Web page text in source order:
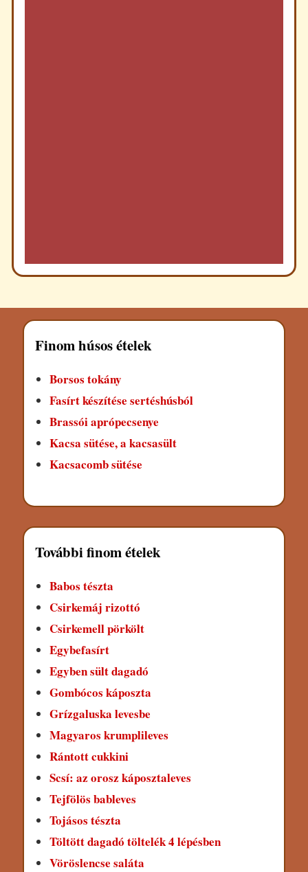
Finom húsos ételek
Borsos tokány
Fasírt készítése sertéshúsból
Brassói aprópecsenye
Kacsa sütése, a kacsasült
Kacsacomb sütése
További finom ételek
Babos tészta
Csirkemáj rizottó
Csirkemell pörkölt
Egybefasírt
Egyben sült dagadó
Gombócos káposzta
Grízgaluska levesbe
Magyaros krumplileves
Rántott cukkini
Scsí: az orosz káposztaleves
Tejfölös bableves
Tojásos tészta
Töltött dagadó töltelék 4 lépésben
Vöröslencse saláta